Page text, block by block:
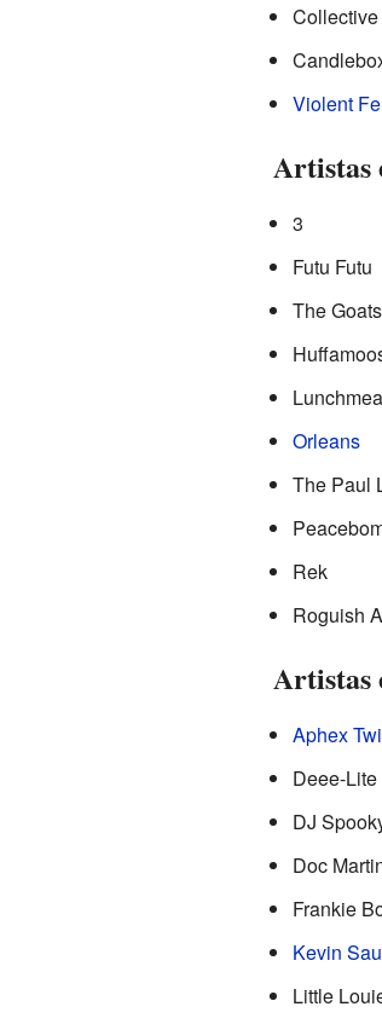
Violent
Artistas
3
Futu Futu
The Goats
Orleans
The Paul
Rek
Roguish
Artistas
Aphex
Deee-Lite
DJ
Doc
Frankie
Kevin
Little